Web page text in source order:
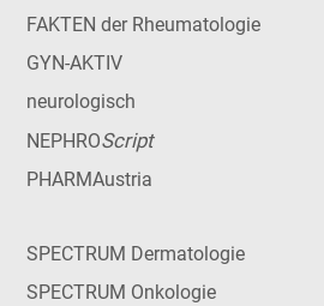
FAKTEN der Rheumatologie
GYN-AKTIV
neurologisch
NEPHROScript
PHARMAustria
SPECTRUM Dermatologie
SPECTRUM Onkologie